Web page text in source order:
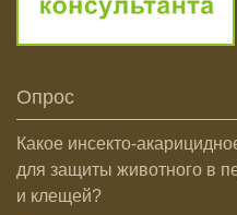
Опрос
Какое инсекто-
для защиты животного в
и клещей?